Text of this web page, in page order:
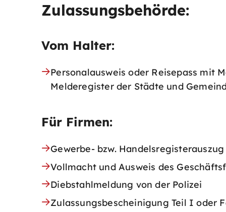
Zulassungsbehörde:
Vom Halter:
Personalausweis oder Reisepass mit
Melderegister der Städte und
Für Firmen:
Gewerbe- bzw. Handelsregisterauszug
Vollmacht und Ausweis des
Diebstahlmeldung von der Polizei
Zulassungsbescheinigung Teil I oder